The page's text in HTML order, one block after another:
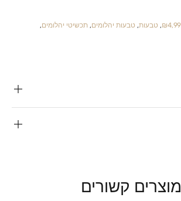
, טבעות, טבעות יהלומים,תכשיטי יהלומים,
מוצרים קשורים